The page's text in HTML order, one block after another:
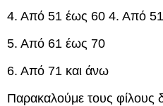
4. Από 51 έως 60 4. Από
5. Από 61 έως 70
6. Από 71 και άνω
Παρακαλούμε τους φίλους